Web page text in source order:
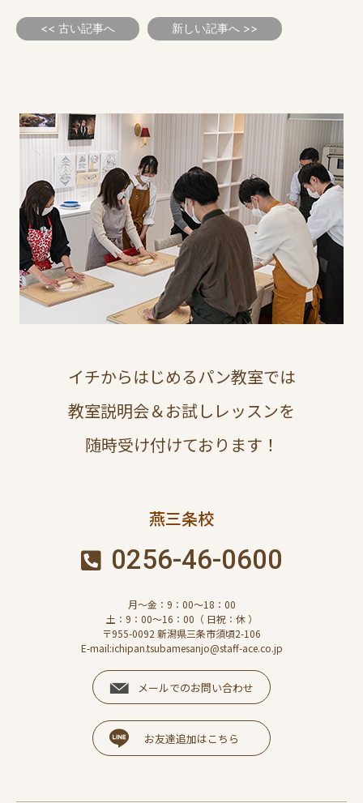
<< 古い記事へ 新しい記事へ >>
イチからはじめるパン教室では
教室説明会＆お試しレッスンを
随時受け付けております！
燕三条校
0256-46-0600
月～金：9：00～18：00
土：9：00～16：00（ 日祝：休 ）
〒955-0092 新潟県三条市須頃2-106
E-mail:ichipan.tsubamesanjo@staff-ace.co.jp
メールでのお問い合わせ
お友達追加はこちら